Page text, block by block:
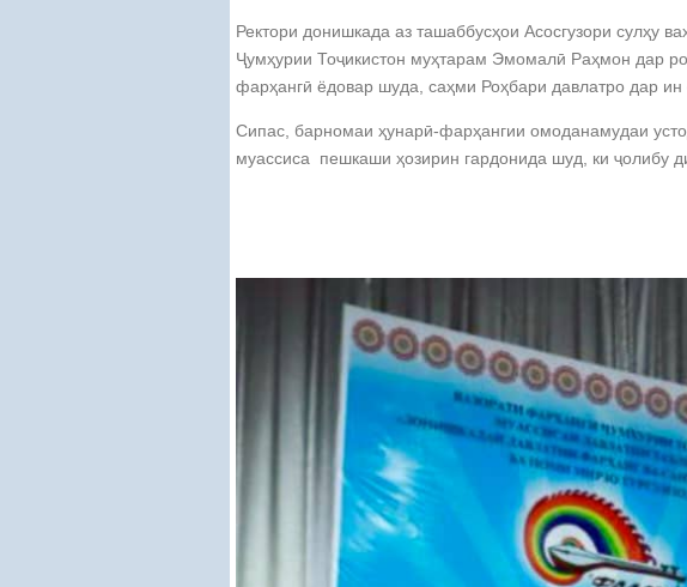
Ректори донишкада аз ташаббусҳои Асосгузори сулҳу
Ҷумҳурии Тоҷикистон муҳтарам Эмомалӣ Раҳмон дар
фарҳангӣ ёдовар шуда, саҳми Роҳбари давлатро дар ин
Сипас, барномаи ҳунарӣ-фарҳангии омоданамудаи
муассиса пешкаши ҳозирин гардонида шуд, ки ҷолибу